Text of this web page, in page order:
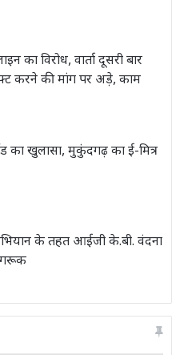
का विरोध, वार्ता दूसरी बार
करने की मांग पर अड़े, काम
का खुलासा, मुकुंदगढ़ का ई-मित्र
के तहत आईजी के.बी. वंदना